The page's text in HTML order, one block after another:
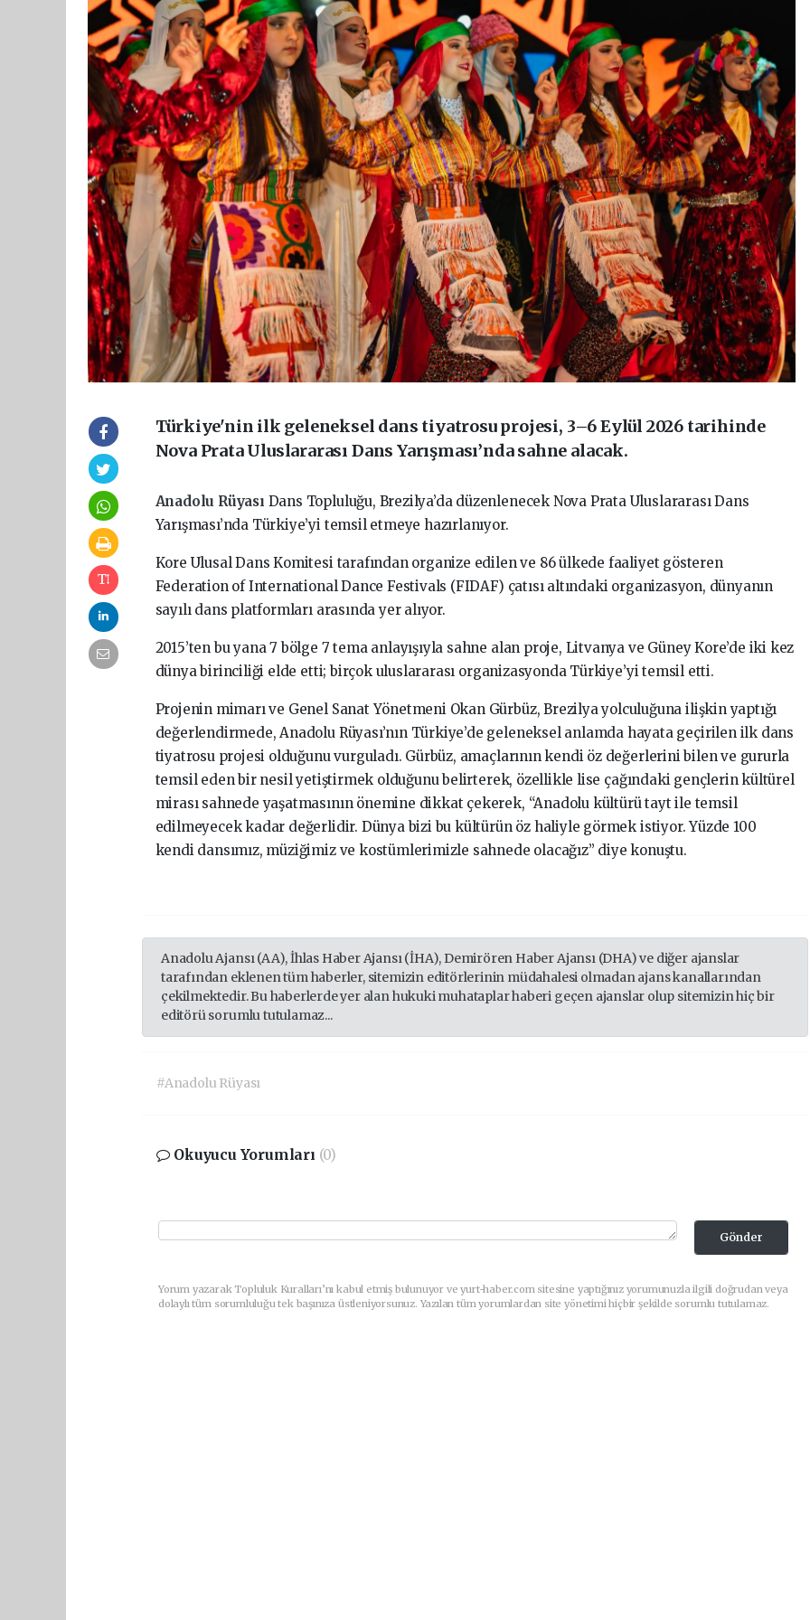
Türkiye'nin ilk geleneksel dans tiyatrosu projesi, 3–6 Eylül 2026 tarihinde
Nova Prata Uluslararası Dans Yarışması’nda sahne alacak.
Anadolu Rüyası Dans Topluluğu, Brezilya’da düzenlenecek Nova Prata Uluslararası Dans
Yarışması’nda Türkiye’yi temsil etmeye hazırlanıyor.
Kore Ulusal Dans Komitesi tarafından organize edilen ve 86 ülkede faaliyet gösteren
Federation of International Dance Festivals (FIDAF) çatısı altındaki organizasyon, dünyanın
sayılı dans platformları arasında yer alıyor.
2015’ten bu yana 7 bölge 7 tema anlayışıyla sahne alan proje, Litvanya ve Güney Kore’de iki kez
dünya birinciliği elde etti; birçok uluslararası organizasyonda Türkiye’yi temsil etti.
Projenin mimarı ve Genel Sanat Yönetmeni Okan Gürbüz, Brezilya yolculuğuna ilişkin yaptığı
değerlendirmede, Anadolu Rüyası’nın Türkiye’de geleneksel anlamda hayata geçirilen ilk dans
tiyatrosu projesi olduğunu vurguladı. Gürbüz, amaçlarının kendi öz değerlerini bilen ve gururla
temsil eden bir nesil yetiştirmek olduğunu belirterek, özellikle lise çağındaki gençlerin kültürel
mirası sahnede yaşatmasının önemine dikkat çekerek, “Anadolu kültürü tayt ile temsil
edilmeyecek kadar değerlidir. Dünya bizi bu kültürün öz haliyle görmek istiyor. Yüzde 100
kendi dansımız, müziğimiz ve kostümlerimizle sahnede olacağız” diye konuştu.
Anadolu Ajansı (AA), İhlas Haber Ajansı (İHA), Demirören Haber Ajansı (DHA) ve diğer ajanslar
tarafından eklenen tüm haberler, sitemizin editörlerinin müdahalesi olmadan ajans kanallarından
çekilmektedir. Bu haberlerde yer alan hukuki muhataplar haberi geçen ajanslar olup sitemizin hiç bir
editörü sorumlu tutulamaz...
#Anadolu Rüyası
Okuyucu Yorumları (0)
Gönder
Yorum yazarak Topluluk Kuralları’nı kabul etmiş bulunuyor ve yurt-haber.com sitesine yaptığınız yorumunuzla ilgili doğrudan veya
dolaylı tüm sorumluluğu tek başınıza üstleniyorsunuz. Yazılan tüm yorumlardan site yönetimi hiçbir şekilde sorumlu tutulamaz.